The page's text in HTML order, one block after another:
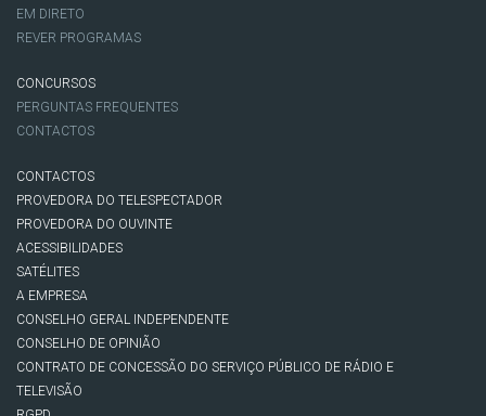
EM DIRETO
REVER PROGRAMAS
CONCURSOS
PERGUNTAS FREQUENTES
CONTACTOS
CONTACTOS
PROVEDORA DO TELESPECTADOR
PROVEDORA DO OUVINTE
ACESSIBILIDADES
SATÉLITES
A EMPRESA
CONSELHO GERAL INDEPENDENTE
CONSELHO DE OPINIÃO
CONTRATO DE CONCESSÃO DO SERVIÇO PÚBLICO DE RÁDIO E
TELEVISÃO